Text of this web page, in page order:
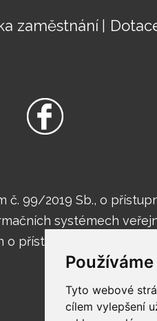
Tyto webové
cílem vylepšení
zaměstnání
č. 99/2019 Sb., o
systémech
přístupnosti